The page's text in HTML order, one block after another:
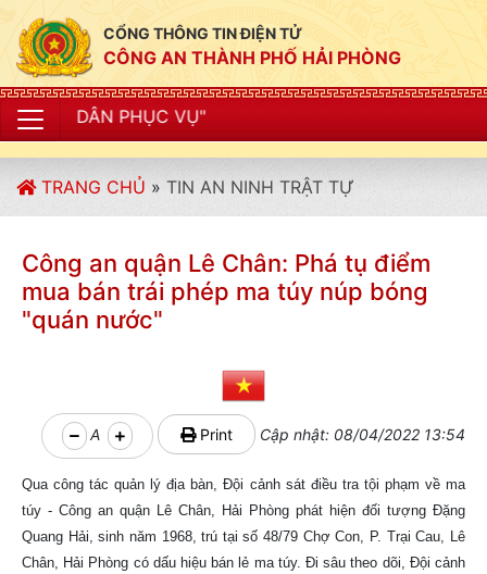
CỔNG THÔNG TIN ĐIỆN TỬ
CÔNG AN THÀNH PHỐ HẢI PHÒNG
TRANG CHỦ » TIN AN NINH TRẬT TỰ
Công an quận Lê Chân: Phá tụ điểm
mua bán trái phép ma túy núp bóng
"quán nước"
A Print Cập nhật: 08/04/2022 13:54
Qua công tác quản lý địa bàn, Đội cảnh sát điều tra tội phạm về ma
túy - Công an quận Lê Chân, Hải Phòng phát hiện đối tượng Đặng
Quang Hải, sinh năm 1968, trú tại số 48/79 Chợ Con, P. Trại Cau, Lê
Chân, Hải Phòng có dấu hiệu bán lẻ ma túy. Đi sâu theo dõi, Đội cảnh